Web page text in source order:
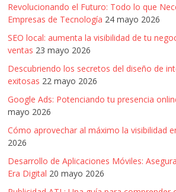
Revolucionando el Futuro: Todo lo que
Empresas de Tecnología 24 mayo 2026
SEO local: aumenta la visibilidad de tu
ventas 23 mayo 2026
Descubriendo los secretos del diseño de
exitosas 22 mayo 2026
Google Ads: Potenciando tu presencia
mayo 2026
Cómo aprovechar al máximo la visibilidad
2026
Desarrollo de Aplicaciones Móviles:
Era Digital 20 mayo 2026